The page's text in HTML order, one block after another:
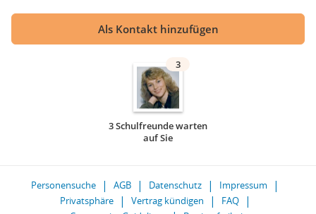
Als Kontakt hinzufügen
3
3 Schulfreunde warten
auf Sie
Personensuche AGB Datenschutz
Impressum
Privatsphäre
Vertrag kündigen
FAQ